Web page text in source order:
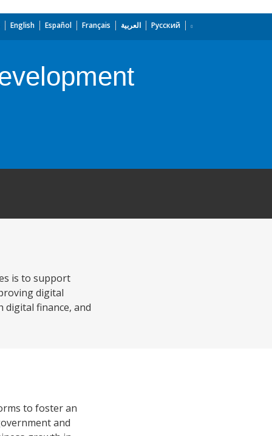
English Español Français العربية Русский
is to support
digital
finance, and
to foster an
and